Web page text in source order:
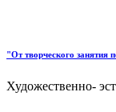
"От творческого занятия
Художественно-